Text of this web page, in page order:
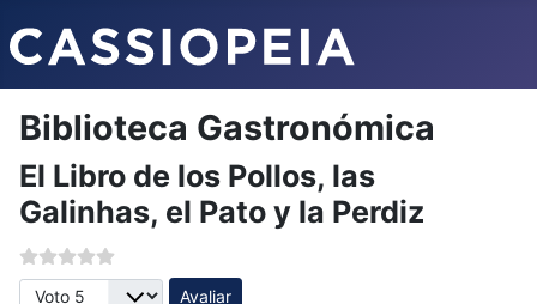
Biblioteca Gastronómica
El Libro de los Pollos, las
Galinhas, el Pato y la Perdiz
Avalie, por favor